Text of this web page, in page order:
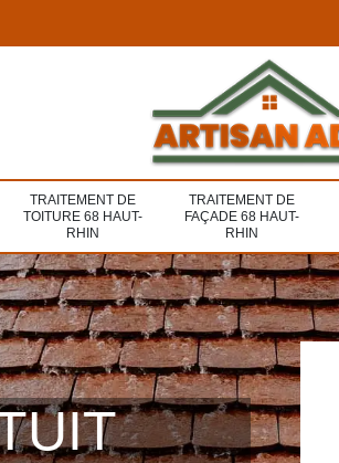
TRAITEMENT DE
TOITURE 68 HAUT-
RHIN
TRAITEMENT DE
FAÇADE 68 HAUT-
RHIN